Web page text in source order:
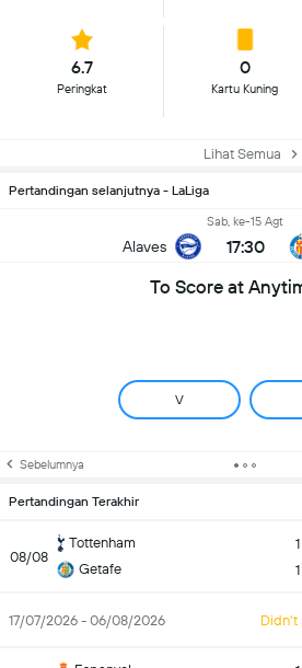
6.7
Peringkat
0
Kartu Kuning
Lihat Semua
Pertandingan selanjutnya - LaLiga
Alaves
Sab, ke-15 Agt
17:30
To Score at
V
Sebelumnya
Pertandingan Terakhir
08/08
Tottenham
Getafe
1
1
17/07/2026 - 06/08/2026 Didn't